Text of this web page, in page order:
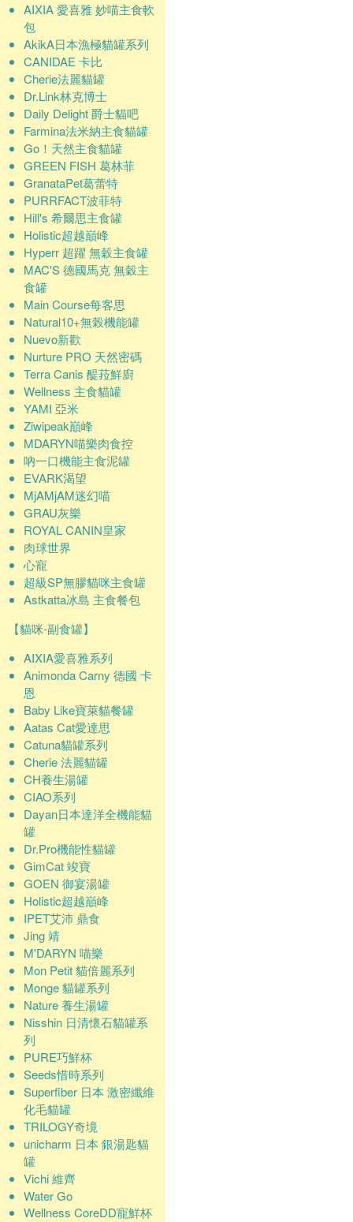
AIXIA 愛喜雅 妙喵主食軟
包
AkikA日本漁極貓罐系列
CANIDAE 卡比
Cherie法麗貓罐
Dr.Link林克博士
Daily Delight 爵士貓吧
Farmina法米納主食貓罐
Go！天然主食貓罐
GREEN FISH 葛林菲
GranataPet葛蕾特
PURRFACT波菲特
Hill's 希爾思主食罐
Holistic超越巔峰
Hyperr 超躍 無穀主食罐
MAC'S 德國馬克 無穀主
食罐
Main Course每客思
Natural10+無榖機能罐
Nuevo新歡
Nurture PRO 天然密碼
Terra Canis 醍菈鮮廚
Wellness 主食貓罐
YAMI 亞米
Ziwipeak巔峰
MDARYN喵樂肉食控
吶一口機能主食泥罐
EVARK渴望
MjAMjAM迷幻喵
GRAU灰樂
ROYAL CANIN皇家
肉球世界
心寵
超級SP無膠貓咪主食罐
Astkatta冰島 主食餐包
【貓咪-副食罐】
AIXIA愛喜雅系列
Animonda Carny 德國 卡
恩
Baby Like寶萊貓餐罐
Aatas Cat愛達思
Catuna貓罐系列
Cherie 法麗貓罐
CH養生湯罐
CIAO系列
Dayan日本達洋全機能貓
罐
Dr.Pro機能性貓罐
GimCat 竣寶
GOEN 御宴湯罐
Holistic超越巔峰
IPET艾沛 鼎食
Jing 靖
M'DARYN 喵樂
Mon Petit 貓倍麗系列
Monge 貓罐系列
Nature 養生湯罐
Nisshin 日清懷石貓罐系
列
PURE巧鮮杯
Seeds惜時系列
Superfiber 日本 激密纖維
化毛貓罐
TRILOGY奇境
unicharm 日本 銀湯匙貓
罐
Vichi 維齊
Water Go
Wellness CoreDD寵鮮杯